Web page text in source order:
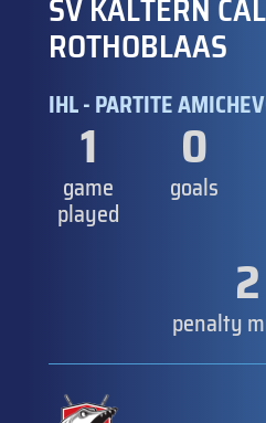
SV KALTERN
ROTHOBLAAS
IHL - PARTITE
1
game
played
0
goals
2
penalty